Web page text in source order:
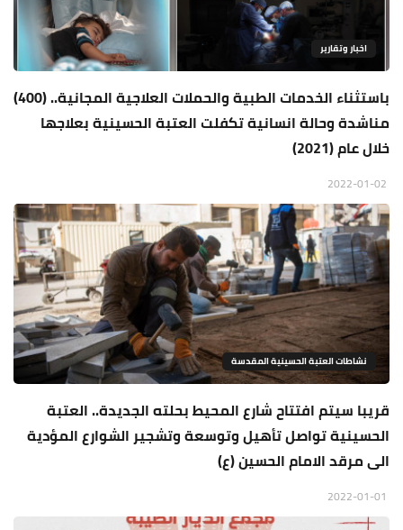
اخبار وتقارير
باستثناء الخدمات الطبية والحملات العلاجية المجانية.. (400)
مناشدة وحالة انسانية تكفلت العتبة الحسينية بعلاجها
خلال عام (2021)
نشاطات العتبة الحسينية المقدسة
قريبا سيتم افتتاح شارع المحيط بحلته الجديدة.. العتبة
الحسينية تواصل تأهيل وتوسعة وتشجير الشوارع المؤدية
الى مرقد الامام الحسين (ع)